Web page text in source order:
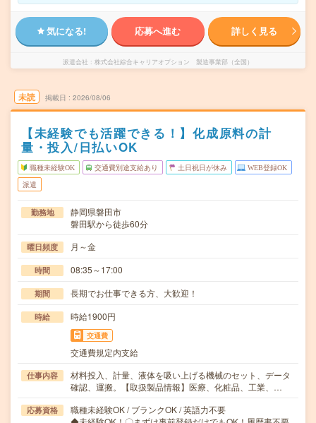
気になる! 応募へ進む 詳しく見る
派遣会社 株式会社綜合キャリアオプション 製造事業部（全国）
未読 掲載日 2026/08/06
【未経験でも活躍できる！】化成原料の計
量・投入/日払いOK
職種未経験OK 交通費別途支給あり 土日祝日が休み WEB登録OK
派遣
勤務地
静岡県磐田市
磐田駅から徒歩60分
曜日頻度 月～金
時間 08:35～17:00
期間 長期でお仕事できる方、大歓迎！
時給 時給1900円
交通費
交通費規定内支給
仕事内容
材料投入、計量、液体を吸い上げる機械のセット、データ
確認、運搬。【取扱製品情報】医療、化粧品、工業、…
応募資格
職種未経験OK / ブランクOK / 英語力不要